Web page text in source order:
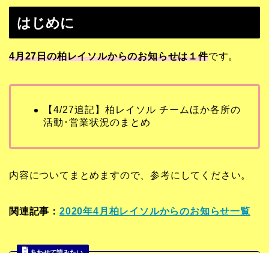
はじめに
4月27日の柏レイソルからのお知らせは１件です。
【4/27追記】柏レイソル チームほか各所の
活動･営業状況のまとめ
内容についてまとめますので、参考にしてください。
関連記事： 2020年4月柏レイソルからのお知らせ一覧